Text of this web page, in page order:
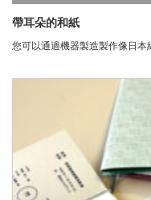
帶耳朵的和紙
您可以通過機器製造製作像日本